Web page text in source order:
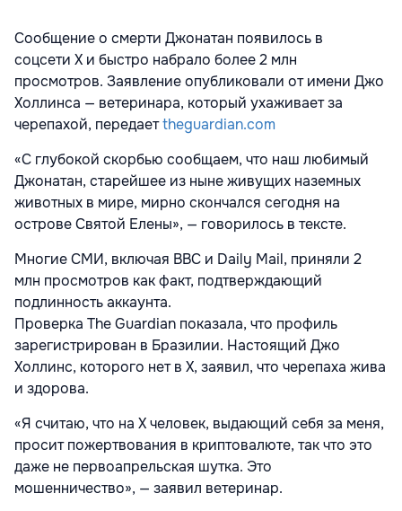
Сообщение о смерти Джонатан появилось в
соцсети X и быстро набрало более 2 млн
просмотров. Заявление опубликовали от имени Джо
Холлинса — ветеринара, который ухаживает за
черепахой, передаетtheguardian.com
«С глубокой скорбью сообщаем, что наш любимый
Джонатан, старейшее из ныне живущих наземных
животных в мире, мирно скончался сегодня на
острове Святой Елены», — говорилось в тексте.
Многие СМИ, включая BBC и Daily Mail, приняли 2
млн просмотров как факт, подтверждающий
подлинность аккаунта.
Проверка TheGuardian показала, что профиль
зарегистрирован в Бразилии. Настоящий Джо
Холлинс, которого нет в X, заявил, что черепаха жива
и здорова.
«Я считаю, что на X человек, выдающий себя за меня,
просит пожертвования в криптовалюте, так что это
даже не первоапрельская шутка. Это
мошенничество», — заявил ветеринар.